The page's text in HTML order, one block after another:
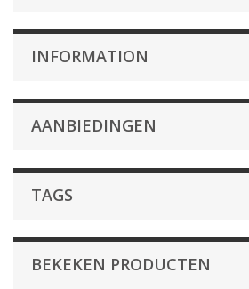
INFORMATION
AANBIEDINGEN
TAGS
BEKEKEN PRODUCTEN